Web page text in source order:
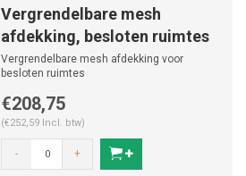
Vergrendelbare mesh
afdekking, besloten ruimtes
Vergrendelbare mesh afdekking voor
besloten ruimtes
€208,75
(€252,59 Incl. btw)
- +